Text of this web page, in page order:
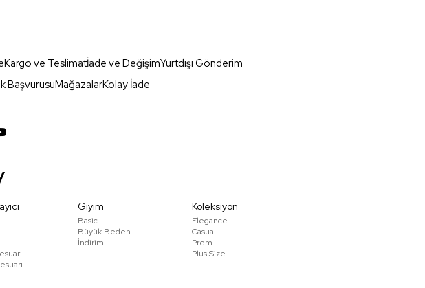
Kargo ve Teslimatİade ve DeğişimYurtdışı Gönderim
BaşvurusuMağazalarKolay İade
Giyim
Basic
Büyük Beden
İndirim
Koleksiyon
Elegance
Casual
Prem
Plus Size